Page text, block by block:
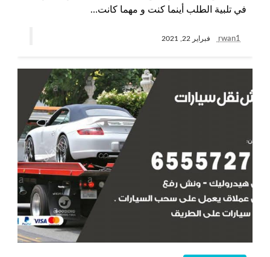
في تلبية الطلب أينما كنت و مهما كانت…
rwan1 فبراير 22, 2021